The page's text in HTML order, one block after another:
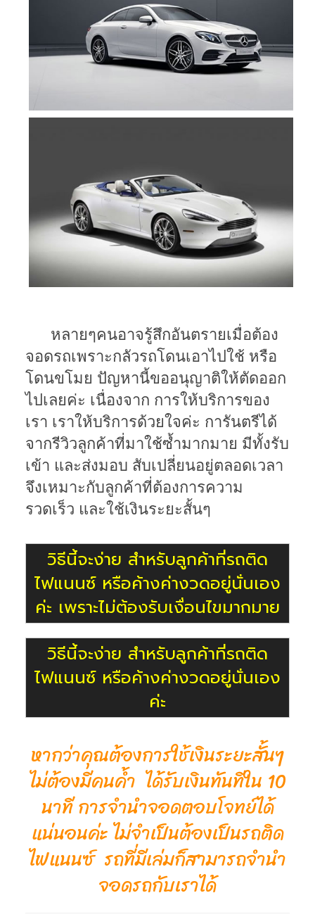
หลายๆคนอาจรู้สึกอันตรายเมื่อต้อง
จอดรถเพราะกลัวรถโดนเอาไปใช้ หรือ
โดนขโมย ปัญหานี้ขออนุญาติให้ตัดออก
ไปเลยค่ะ เนื่องจาก การให้บริการของ
เรา เราให้บริการด้วยใจค่ะ การันตรีได้
จากรีวิวลูกค้าที่มาใช้ซ้ำมากมาย มีทั้งรับ
เข้า และส่งมอบ สับเปลี่ยนอยู่ตลอดเวลา
จึงเหมาะกับลูกค้าที่ต้องการความ
รวดเร็ว และใช้เงินระยะสั้นๆ
วิธีนี้จะง่าย สำหรับลูกค้าที่รถติด
ไฟแนนซ์ หรือค้างค่างวดอยู่นั่นเอง
ค่ะ เพราะไม่ต้องรับเงื่อนไขมากมาย
วิธีนี้จะง่าย สำหรับลูกค้าที่รถติด
ไฟแนนซ์ หรือค้างค่างวดอยู่นั่นเอง
ค่ะ
หากว่าคุณต้องการใช้เงินระยะสั้นๆ
ไม่ต้องมีคนค้ำ ได้รับเงินทันทีใน 10
นาที การจำนำจอดตอบโจทย์ได้
แน่นอนค่ะ ไม่จำเป็นต้องเป็นรถติด
ไฟแนนซ์ รถที่มีเล่มก็สามารถจำนำ
จอดรถกับเราได้